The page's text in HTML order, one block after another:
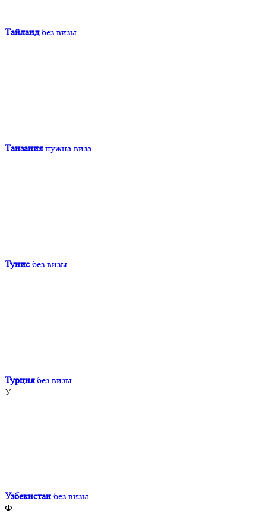
Тайланд без визы
Танзания нужна виза
Тунис без визы
Турция без визы
У
Узбекистан без визы
Ф